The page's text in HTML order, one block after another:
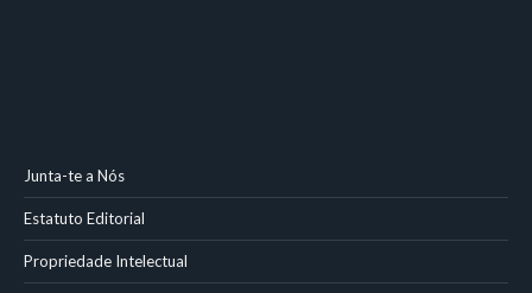
Junta-te a Nós
Estatuto Editorial
Propriedade Intelectual